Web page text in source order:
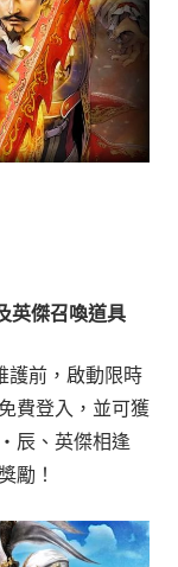
英傑召喚道具
護前，啟動限時
費登入，並可獲
辰、英傑相逢
勵！